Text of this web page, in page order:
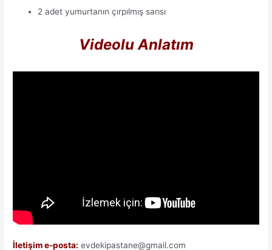
2 adet yumurtanın çırpılmış sarısı
Videolu Anlatım
İletişim e-posta: evdekipastane@gmail.com